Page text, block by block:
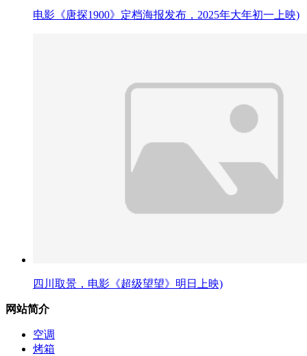
电影《唐探1900》定档海报发布，2025年大年初一上映)
四川取景，电影《超级望望》明日上映)
网站简介
空调
烤箱